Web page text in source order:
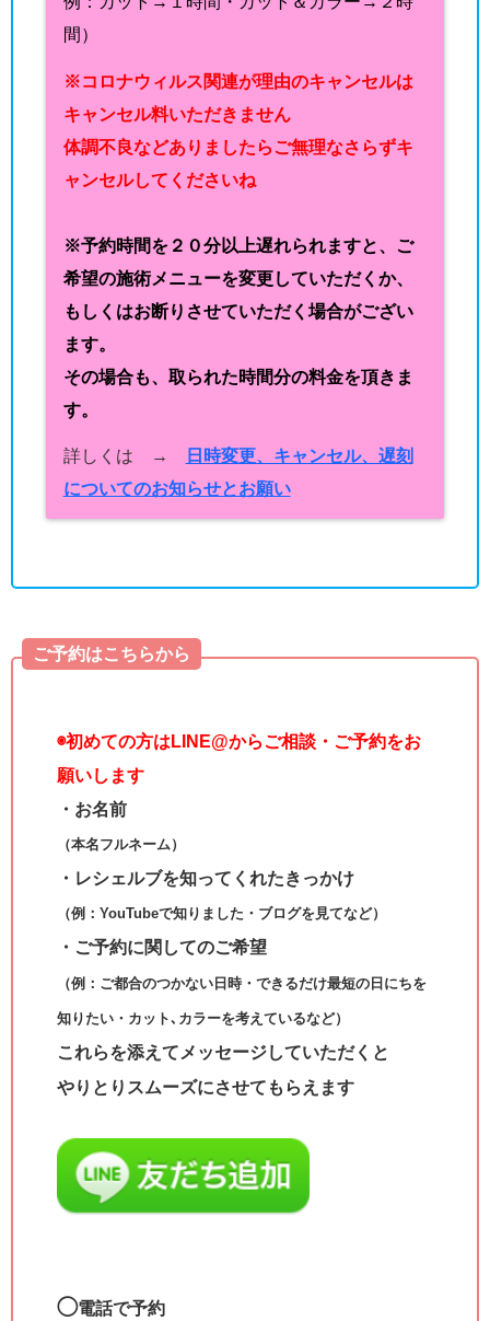
間）
※コロナウィルス関連が理由のキャンセルは
キャンセル料いただきません
体調不良などありましたらご無理なさらずキ
ャンセルしてくださいね
※予約時間を２０分以上遅れられますと、ご
希望の施術メニューを変更していただくか、
もしくはお断りさせていただく場合がござい
ます。
その場合も、取られた時間分の料金を頂きま
す。
詳しくは →
日時変更、キャンセル、遅刻
についてのお知らせとお願い
ご予約はこちらから
◉初めての方はLINE@からご相談・ご予約をお
願いします
・お名前
（本名フルネーム）
・レシェルブを知ってくれたきっかけ
（例：YouTubeで知りました・ブログを見てなど）
・ご予約に関してのご希望
（例：ご都合のつかない日時・できるだけ最短の日にちを
知りたい・カット､カラーを考えているなど）
これらを添えてメッセージしていただくと
やりとりスムーズにさせてもらえます
◯電話で予約